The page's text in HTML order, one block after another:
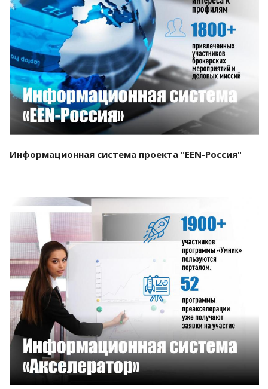
Смотреть проект
Информационная система проекта "EEN-Россия"
Смотреть проект